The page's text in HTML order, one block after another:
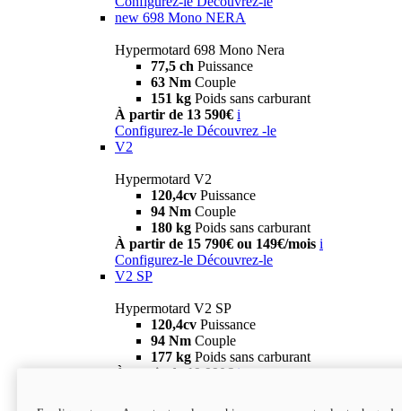
new 698 Mono NERA
Hypermotard 698 Mono Nera
77,5 ch Puissance
63 Nm Couple
151 kg Poids sans carburant
À partir de 13 590€ i
Configurez-le Découvrez -le
V2
Hypermotard V2
120,4cv Puissance
94 Nm Couple
180 kg Poids sans carburant
À partir de 15 790€ ou 149€/mois i
Configurez-le Découvrez-le
V2 SP
Hypermotard V2 SP
120,4cv Puissance
94 Nm Couple
177 kg Poids sans carburant
À partir de 19 990€ i
new
V2 SP 100